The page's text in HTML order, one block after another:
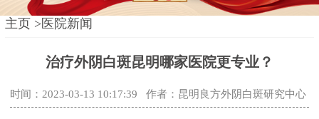
主页 >医院新闻
治疗外阴白斑昆明哪家医院更专业？
时间：2023-03-13 10:17:39 作者：昆明良方外阴白斑研究中心